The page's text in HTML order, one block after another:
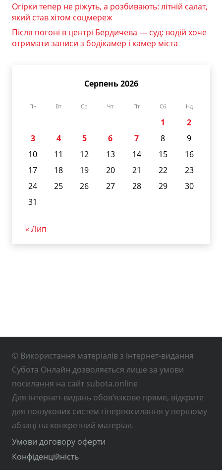
Огірки тепер не ріжуть, а розбивають: літній салат,
який став хітом соцмереж
Після погоні в центрі Бердичева — суд: водій хоче
отримати записи з бодікамер і камер міста
Серпень 2026
Пн Вт Ср Чт Пт Сб Нд
1
2
3
4 5 6 7 8
9
10
11 12 13 14 15
16
17
18 19 20 21 22
23
24
25 26 27 28 29
30
31
« Лип
© Використання матеріалів з інтернет-видання
Субота Онлайн дозволяється лише за умови
посилання на сайт subota.online
Для інтернет-видань обов’язкове пряме, відкрите
для пошукових систем гіперпосилання у першому
абзаці на конкретний матеріал.
Умови договору оферти
Конфіденційність